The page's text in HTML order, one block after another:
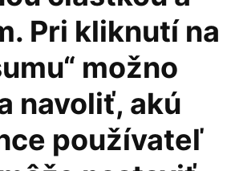
Pri kliknutí na
možno
navoliť, akú
používateľ